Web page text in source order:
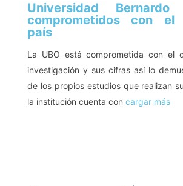
Universidad Bernardo
comprometidos con el
país
La UBO está comprometida con el
investigación y sus cifras así lo
de los propios estudios que realizan
la institución cuenta con cargar más